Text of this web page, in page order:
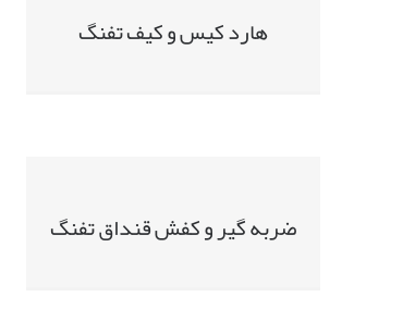
هارد کیس و کیف تفنگ
ضربه گیر و کفش قنداق تفنگ